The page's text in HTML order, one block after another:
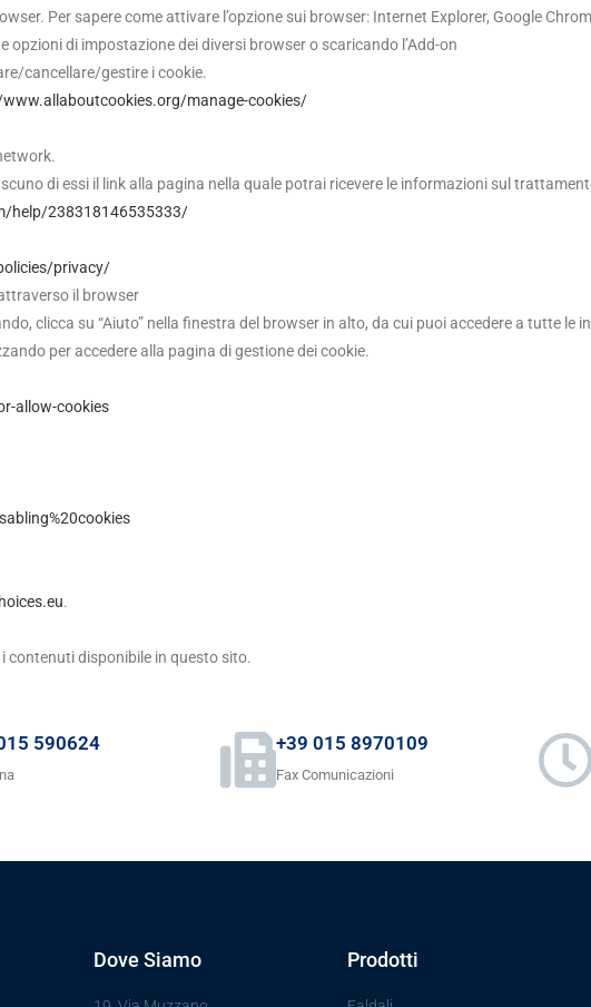
Per sapere come attivare l’opzione sui browser: Internet Explorer, Google
di impostazione dei diversi browser o scaricando l’Add-on
cancellare/gestire i cookie.
manage-cookies/
di essi il link alla pagina nella quale potrai ricevere le informazioni sul
help/238318146535333/
privacy/
il browser
clicca su “Aiuto” nella finestra del browser in alto, da cui puoi accedere a tutte le
per accedere alla pagina di gestione dei cookie.
allow-cookies
.
contenuti disponibile in questo sito.
590624 +39 015 8970109
Fax Comunicazioni
Dove Siamo Prodotti